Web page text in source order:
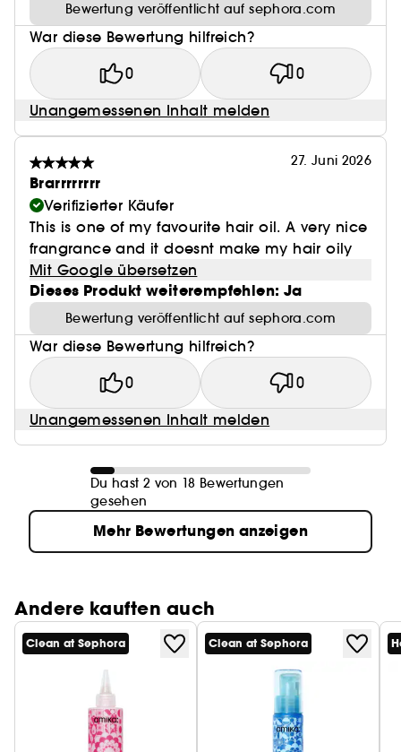
Bewertung veröffentlicht auf sephora.com
War diese Bewertung hilfreich?
0 0
Unangemessenen Inhalt melden
27. Juni 2026
Brarrrrrrrr
Verifizierter Käufer
This is one of my favourite hair oil. A very nice
frangrance and it doesnt make my hair oily
Mit Google übersetzen
Dieses Produkt weiterempfehlen: Ja
Bewertung veröffentlicht auf sephora.com
War diese Bewertung hilfreich?
0 0
Unangemessenen Inhalt melden
Du hast 2 von 18 Bewertungen
gesehen
Mehr Bewertungen anzeigen
Andere kauften auch
Clean at Sephora Clean at Sephora